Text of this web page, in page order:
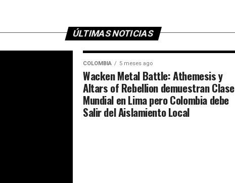
ÚLTIMAS NOTICIAS
COLOMBIA 5 meses ago
Wacken Metal Battle: Athemesis y
Altars of Rebellion demuestran Clase
Mundial en Lima pero Colombia debe
Salir del Aislamiento Local